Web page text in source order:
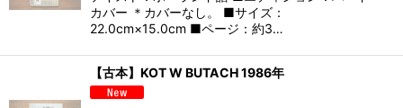
カバー ＊カバーなし。 ■サイズ：
22.0cm×15.0cm ■ページ：約3…
【古本】KOT W BUTACH 1986年